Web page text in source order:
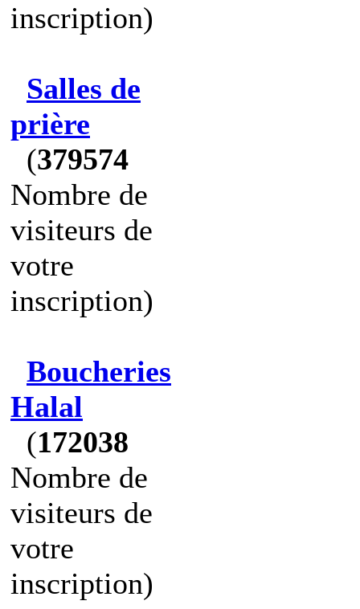
inscription)
Salles de
prière
(379574
Nombre de
visiteurs de
votre
inscription)
Boucheries
Halal
(172038
Nombre de
visiteurs de
votre
inscription)